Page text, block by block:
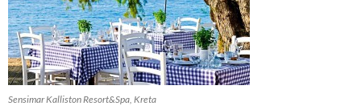
Sensimar Kalliston Resort&Spa, Kreta